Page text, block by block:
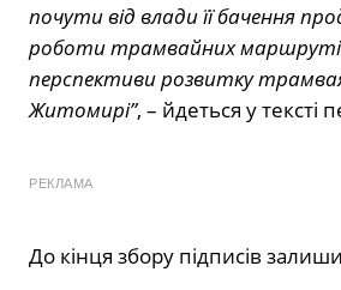
почути від влади її бачення
роботи трамвайних
перспективи розвитку
Житомирі”, – йдеться у тексті
РЕКЛАМА
До кінця збору підписів